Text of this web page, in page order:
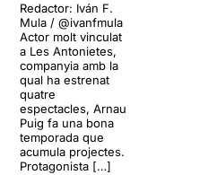
Redactor: Iván F.
Mula / @ivanfmula
Actor molt vinculat
a Les Antonietes,
companyia amb la
qual ha estrenat
quatre
espectacles, Arnau
Puig fa una bona
temporada que
acumula projectes.
Protagonista […]